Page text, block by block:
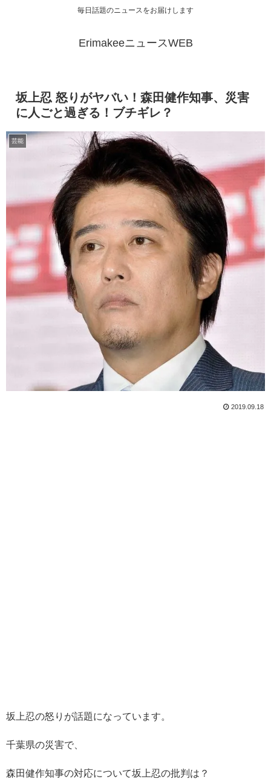
毎日話題のニュースをお届けします
ErimakeeニュースWEB
坂上忍 怒りがヤバい！森田健作知事、災害
に人ごと過ぎる！ブチギレ？
芸能
2019.09.18
坂上忍の怒りが話題になっています。
千葉県の災害で、
森田健作知事の対応について坂上忍の批判は？